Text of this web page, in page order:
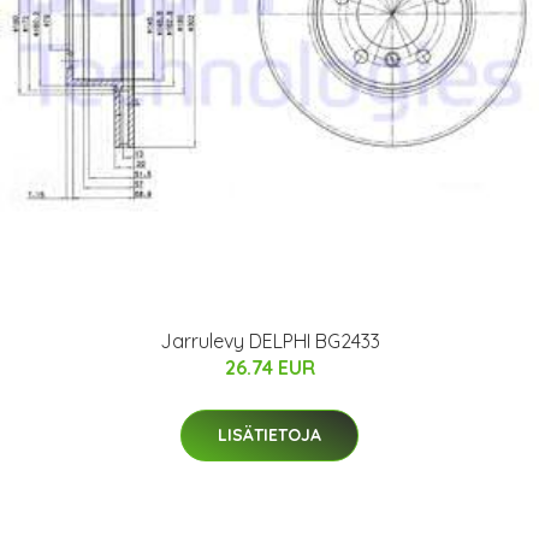
Jarrulevy DELPHI BG2433
26.74 EUR
LISÄTIETOJA